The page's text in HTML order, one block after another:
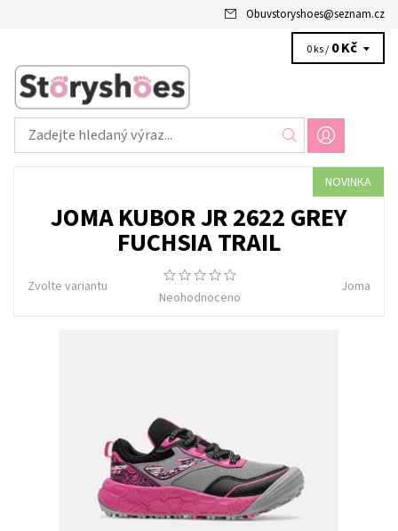
Obuvstoryshoes@seznam.cz
0 ks / 0 Kč
NOVINKA
JOMA KUBOR JR 2622 GREY
FUCHSIA TRAIL
Zvolte variantu
Neohodnoceno
Joma